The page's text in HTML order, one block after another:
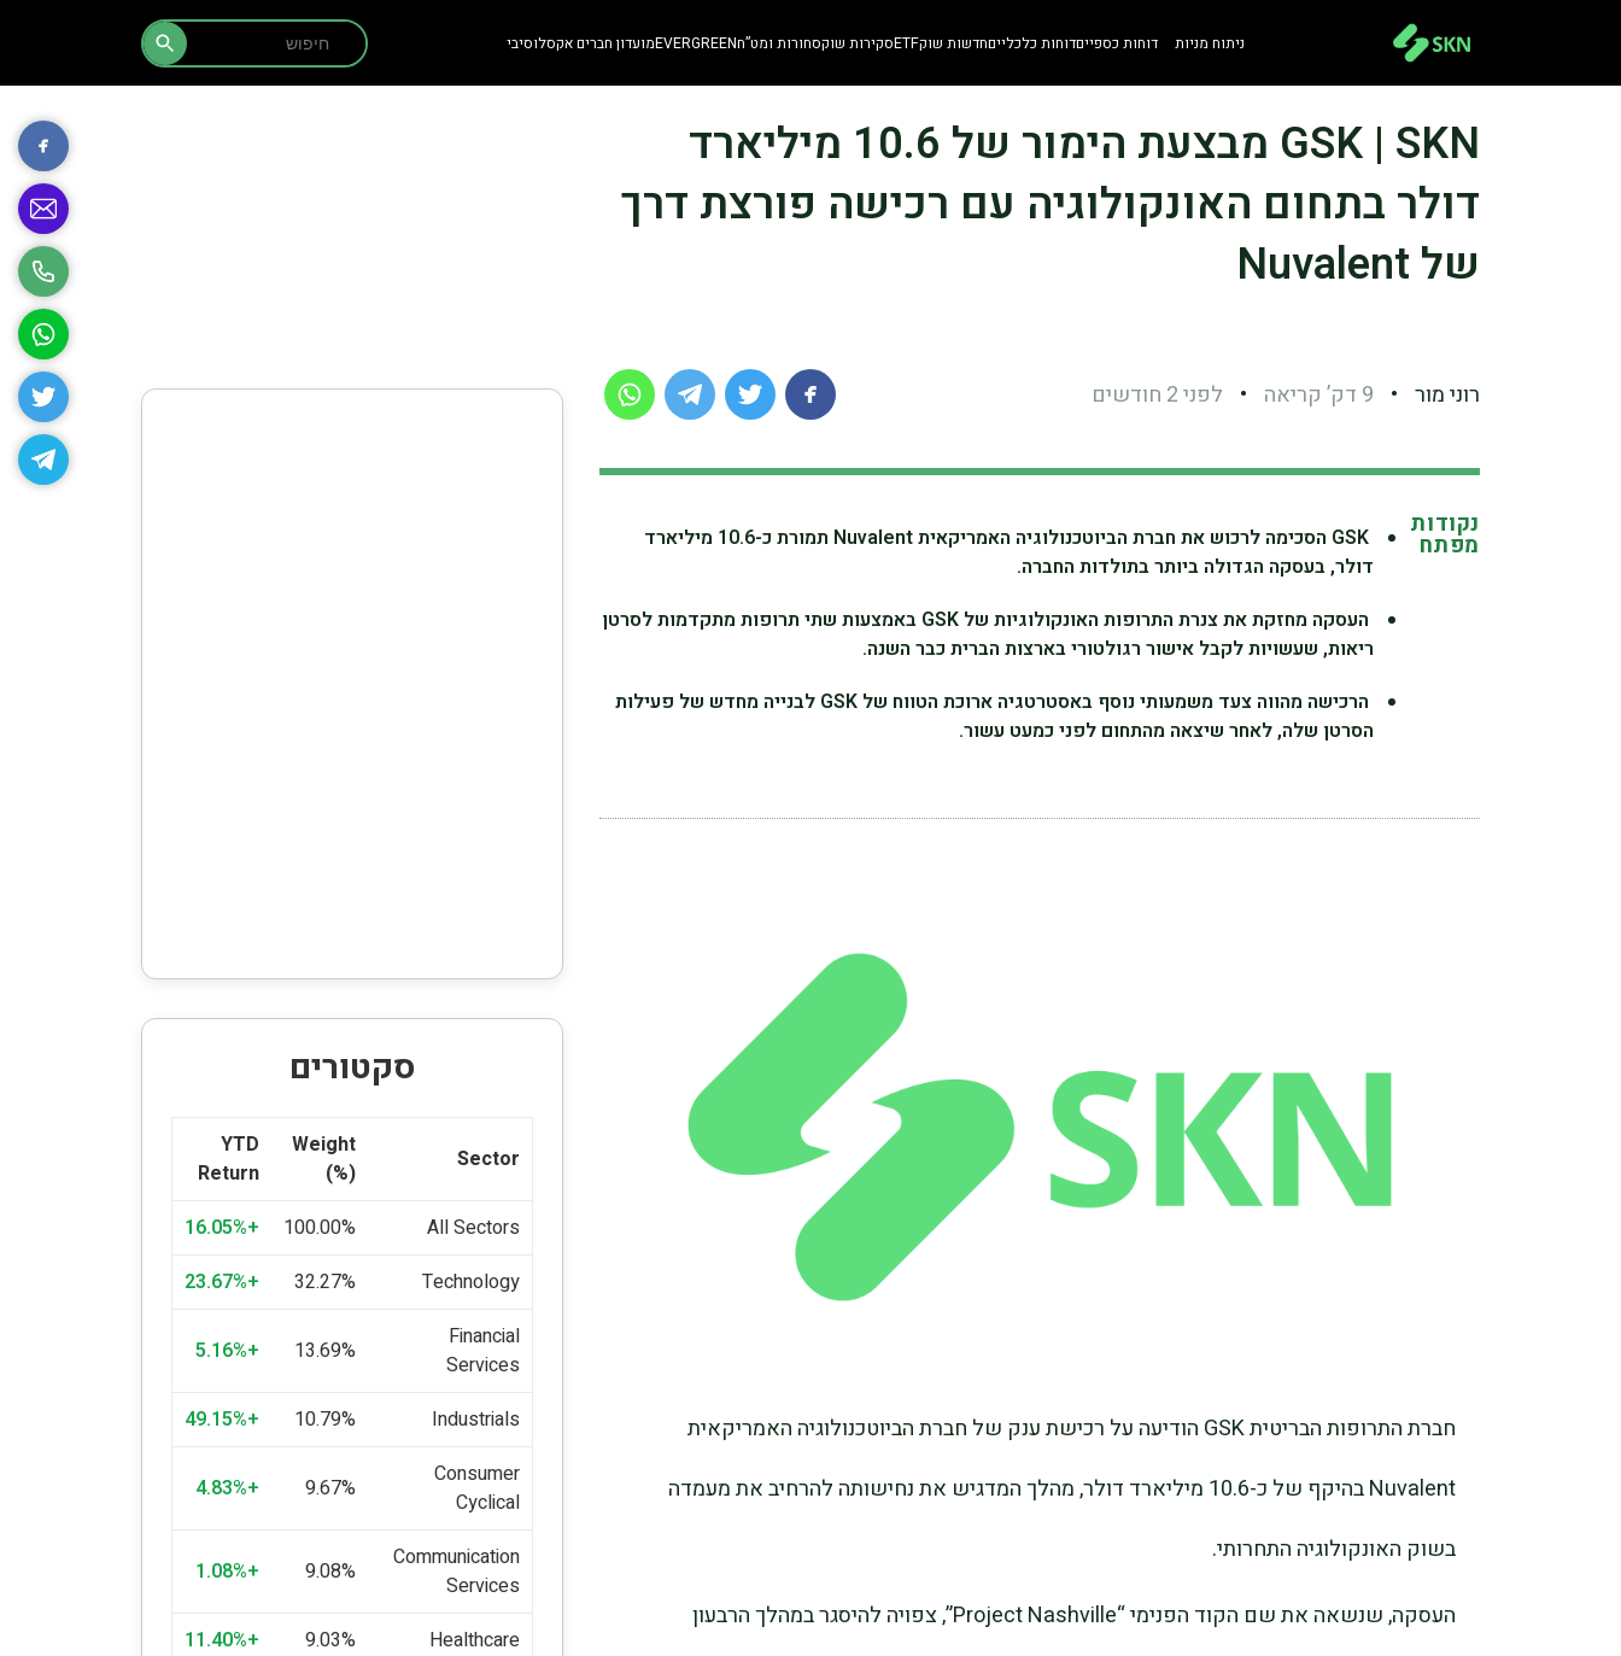
ניתוח מניות דוחות כספייםדוחות כלכלייםחדשות שוקETFסקירות שוקסחורות ומט”חEVERGREENמועדון חברים אקסלוסיבי Search
for:
Search Button
GSK | SKN מבצעת הימור של 10.6 מיליארד
דולר בתחום האונקולוגיה עם רכישה פורצת דרך
של Nuvalent
רוני מור • 9 דק’ קריאה • לפני 2 חודשים
נקודות
מפתח
GSK הסכימה לרכוש את חברת הביוטכנולוגיה האמריקאית Nuvalent תמורת כ-10.6 מיליארד
דולר, בעסקה הגדולה ביותר בתולדות החברה.
העסקה מחזקת את צנרת התרופות האונקולוגיות של GSK באמצעות שתי תרופות מתקדמות לסרטן
ריאות, שעשויות לקבל אישור רגולטורי בארצות הברית כבר השנה.
הרכישה מהווה צעד משמעותי נוסף באסטרטגיה ארוכת הטווח של GSK לבנייה מחדש של פעילות
הסרטן שלה, לאחר שיצאה מהתחום לפני כמעט עשור.
חברת התרופות הבריטית GSK הודיעה על רכישת ענק של חברת הביוטכנולוגיה האמריקאית
Nuvalent בהיקף של כ-10.6 מיליארד דולר, מהלך המדגיש את נחישותה להרחיב את מעמדה
בשוק האונקולוגיה התחרותי.
העסקה, שנשאה את שם הקוד הפנימי “Project Nashville”, צפויה להיסגר במהלך הרבעון
סקטורים
Sector
Weight
(%)
YTD
Return
All Sectors
100.00%
+16.05%
Technology
32.27%
+23.67%
Financial
Services
13.69%
+5.16%
Industrials
10.79%
+49.15%
Consumer
Cyclical
9.67%
+4.83%
Communication
Services
9.08%
+1.08%
Healthcare
9.03%
+11.40%